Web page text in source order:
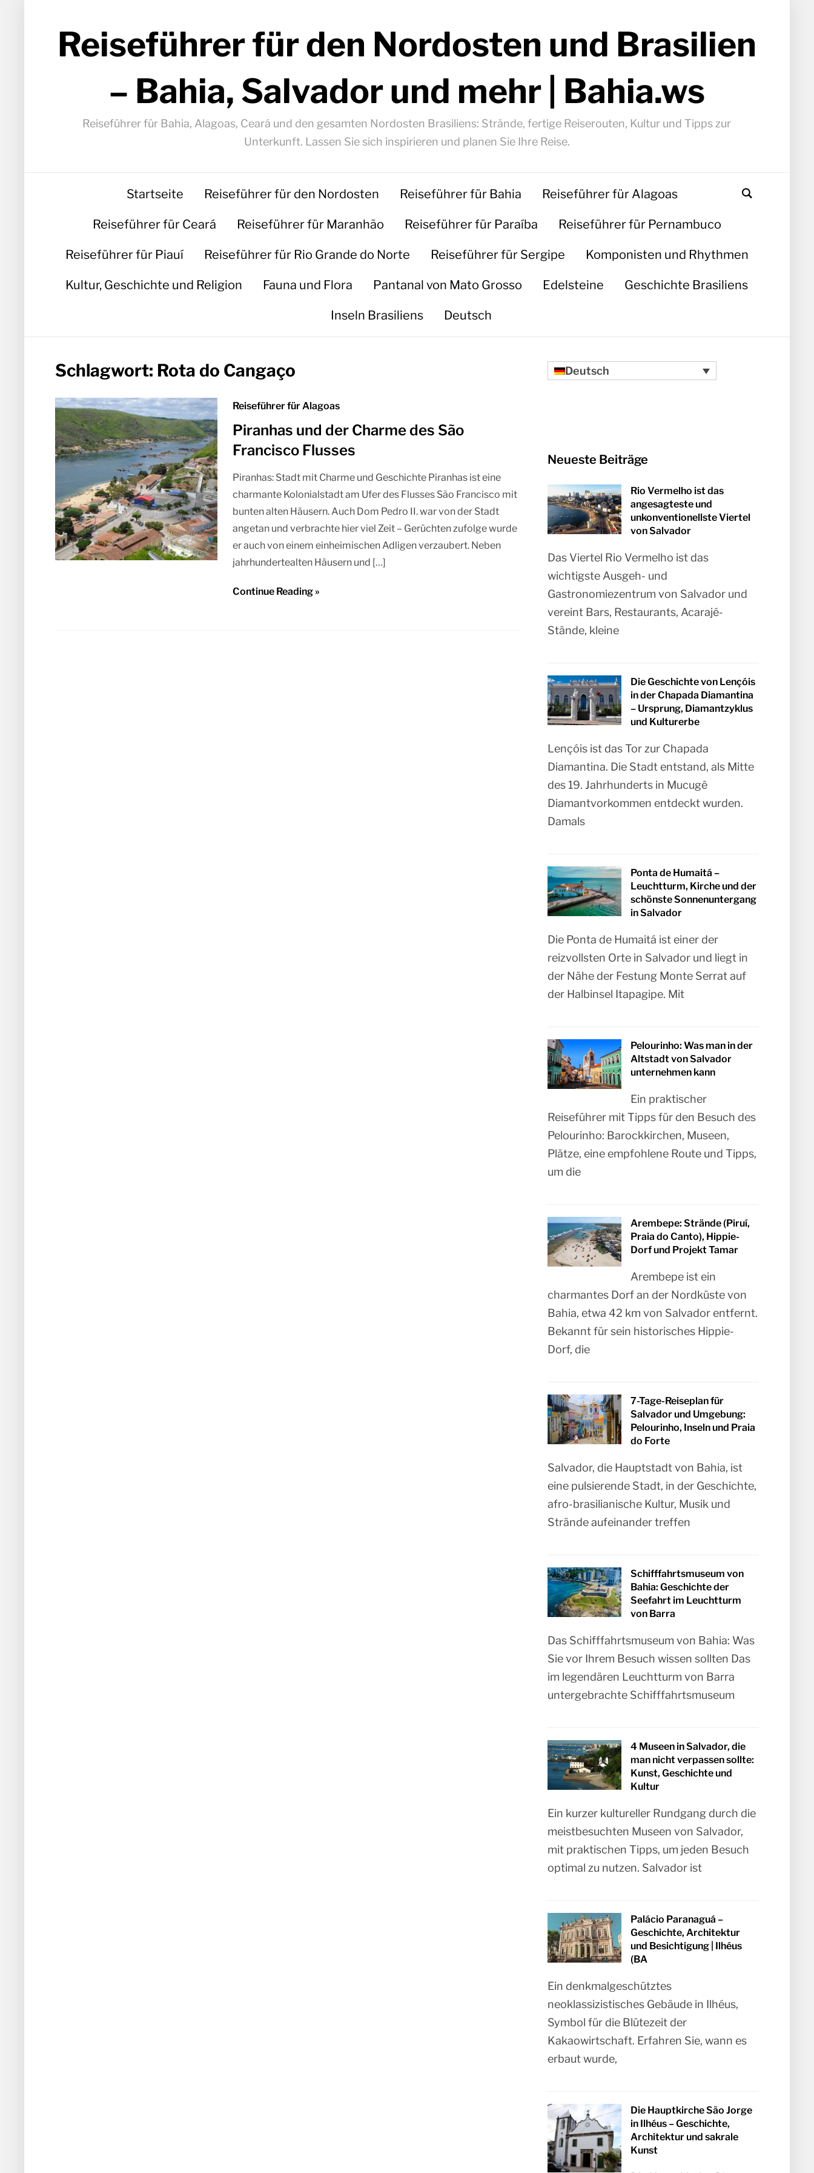
Reiseführer für den Nordosten und Brasilien
– Bahia, Salvador und mehr | Bahia.ws
Reiseführer für Bahia, Alagoas, Ceará und den gesamten Nordosten Brasiliens: Strände, fertige Reiserouten, Kultur und Tipps zur
Unterkunft. Lassen Sie sich inspirieren und planen Sie Ihre Reise.
Startseite Reiseführer für den Nordosten Reiseführer für Bahia Reiseführer für Alagoas
Reiseführer für Ceará Reiseführer für Maranhão Reiseführer für Paraíba Reiseführer für Pernambuco
Reiseführer für Piauí Reiseführer für Rio Grande do Norte Reiseführer für Sergipe Komponisten und Rhythmen
Kultur, Geschichte und Religion Fauna und Flora Pantanal von Mato Grosso Edelsteine Geschichte Brasiliens
Inseln Brasiliens Deutsch
Schlagwort: Rota do Cangaço
Reiseführer für Alagoas
Piranhas und der Charme des São
Francisco Flusses
Piranhas: Stadt mit Charme und Geschichte Piranhas ist eine
charmante Kolonialstadt am Ufer des Flusses São Francisco mit
bunten alten Häusern. Auch Dom Pedro II. war von der Stadt
angetan und verbrachte hier viel Zeit – Gerüchten zufolge wurde
er auch von einem einheimischen Adligen verzaubert. Neben
jahrhundertealten Häusern und […]
Continue Reading »
Deutsch
Neueste Beiträge
Rio Vermelho ist das
angesagteste und
unkonventionellste Viertel
von Salvador
Das Viertel Rio Vermelho ist das
wichtigste Ausgeh- und
Gastronomiezentrum von Salvador und
vereint Bars, Restaurants, Acarajé-
Stände, kleine
Die Geschichte von Lençóis
in der Chapada Diamantina
– Ursprung, Diamantzyklus
und Kulturerbe
Lençóis ist das Tor zur Chapada
Diamantina. Die Stadt entstand, als Mitte
des 19. Jahrhunderts in Mucugê
Diamantvorkommen entdeckt wurden.
Damals
Ponta de Humaitá –
Leuchtturm, Kirche und der
schönste Sonnenuntergang
in Salvador
Die Ponta de Humaitá ist einer der
reizvollsten Orte in Salvador und liegt in
der Nähe der Festung Monte Serrat auf
der Halbinsel Itapagipe. Mit
Pelourinho: Was man in der
Altstadt von Salvador
unternehmen kann
Ein praktischer
Reiseführer mit Tipps für den Besuch des
Pelourinho: Barockkirchen, Museen,
Plätze, eine empfohlene Route und Tipps,
um die
Arembepe: Strände (Piruí,
Praia do Canto), Hippie-
Dorf und Projekt Tamar
Arembepe ist ein
charmantes Dorf an der Nordküste von
Bahia, etwa 42 km von Salvador entfernt.
Bekannt für sein historisches Hippie-
Dorf, die
7-Tage-Reiseplan für
Salvador und Umgebung:
Pelourinho, Inseln und Praia
do Forte
Salvador, die Hauptstadt von Bahia, ist
eine pulsierende Stadt, in der Geschichte,
afro-brasilianische Kultur, Musik und
Strände aufeinander treffen
Schifffahrtsmuseum von
Bahia: Geschichte der
Seefahrt im Leuchtturm
von Barra
Das Schifffahrtsmuseum von Bahia: Was
Sie vor Ihrem Besuch wissen sollten Das
im legendären Leuchtturm von Barra
untergebrachte Schifffahrtsmuseum
4 Museen in Salvador, die
man nicht verpassen sollte:
Kunst, Geschichte und
Kultur
Ein kurzer kultureller Rundgang durch die
meistbesuchten Museen von Salvador,
mit praktischen Tipps, um jeden Besuch
optimal zu nutzen. Salvador ist
Palácio Paranaguá –
Geschichte, Architektur
und Besichtigung | Ilhéus
(BA
Ein denkmalgeschütztes
neoklassizistisches Gebäude in Ilhéus,
Symbol für die Blütezeit der
Kakaowirtschaft. Erfahren Sie, wann es
erbaut wurde,
Die Hauptkirche São Jorge
in Ilhéus – Geschichte,
Architektur und sakrale
Kunst